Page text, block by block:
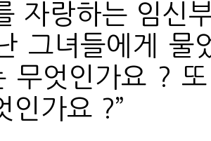
자랑하는 임신
그녀들에게 물
무엇인가요 ?
인가요 ?”